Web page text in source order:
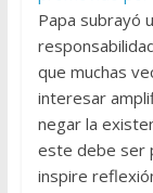
Papa subrayó
que muchas
interesar
negar la
este debe ser
inspire